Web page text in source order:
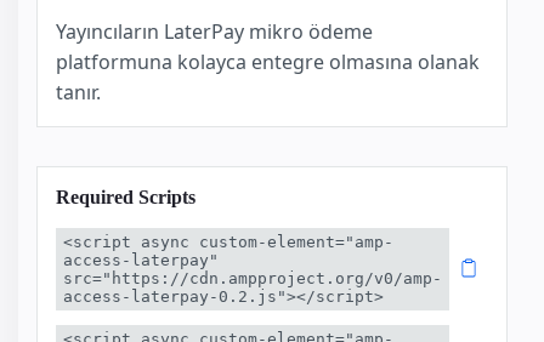
Yayıncıların LaterPay mikro ödeme
platformuna kolayca entegre olmasına olanak
tanır.
Required Scripts
<script async custom-element="amp-
access-laterpay"
src="https://cdn.ampproject.org/v0/amp-
access-laterpay-0.2.js"></script>